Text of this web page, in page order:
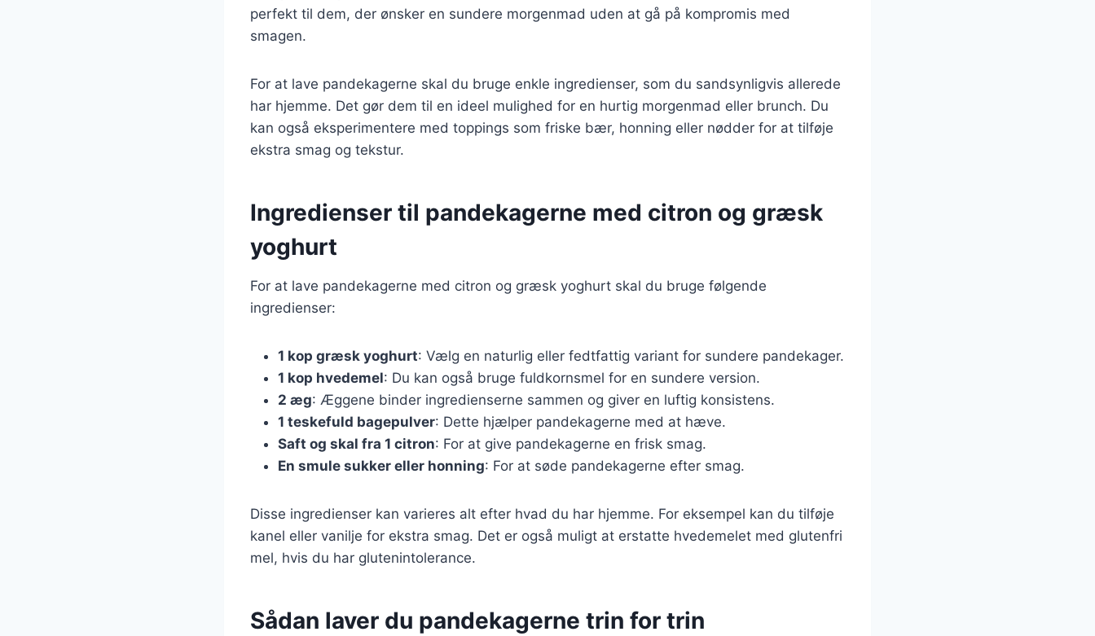
perfekt til dem, der ønsker en sundere morgenmad uden at gå på kompromis med
smagen.
For at lave pandekagerne skal du bruge enkle ingredienser, som du sandsynligvis allerede
har hjemme. Det gør dem til en ideel mulighed for en hurtig morgenmad eller brunch. Du
kan også eksperimentere med toppings som friske bær, honning eller nødder for at tilføje
ekstra smag og tekstur.
Ingredienser til pandekagerne med citron og græsk
yoghurt
For at lave pandekagerne med citron og græsk yoghurt skal du bruge følgende
ingredienser:
1 kop græsk yoghurt: Vælg en naturlig eller fedtfattig variant for sundere pandekager.
1 kop hvedemel: Du kan også bruge fuldkornsmel for en sundere version.
2 æg: Æggene binder ingredienserne sammen og giver en luftig konsistens.
1 teskefuld bagepulver: Dette hjælper pandekagerne med at hæve.
Saft og skal fra 1 citron: For at give pandekagerne en frisk smag.
En smule sukker eller honning: For at søde pandekagerne efter smag.
Disse ingredienser kan varieres alt efter hvad du har hjemme. For eksempel kan du tilføje
kanel eller vanilje for ekstra smag. Det er også muligt at erstatte hvedemelet med glutenfri
mel, hvis du har glutenintolerance.
Sådan laver du pandekagerne trin for trin